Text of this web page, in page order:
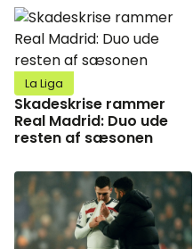
La Liga
Skadeskrise rammer
Real Madrid: Duo ude
resten af sæsonen